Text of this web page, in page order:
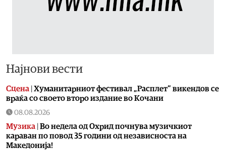
Најнови вести
Сцена Хуманитарниот фестивал „Расплет“ викендов се
враќа со своето второ издание во Кочани
08.08.2026
Музика Во недела од Охрид почнува музичкиот
караван по повод 35 години од независноста на
Македонија!